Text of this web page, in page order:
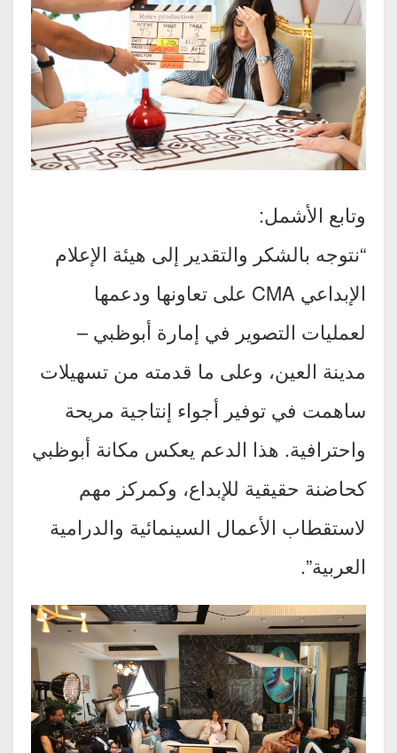
وتابع الأشمل:
“نتوجه بالشكر والتقدير إلى هيئة الإعلام
الإبداعي CMA على تعاونها ودعمها
لعمليات التصوير في إمارة أبوظبي –
مدينة العين، وعلى ما قدمته من تسهيلات
ساهمت في توفير أجواء إنتاجية مريحة
واحترافية. هذا الدعم يعكس مكانة أبوظبي
كحاضنة حقيقية للإبداع، وكمركز مهم
لاستقطاب الأعمال السينمائية والدرامية
العربية”.